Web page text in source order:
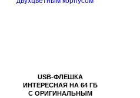
USB-ФЛЕШКА
ИНТЕРЕСНАЯ НА 64 ГБ
С ОРИГИНАЛЬНЫМ